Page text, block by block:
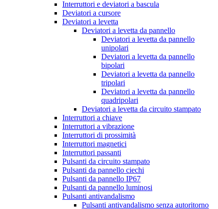
Interruttori e deviatori a bascula
Deviatori a cursore
Deviatori a levetta
Deviatori a levetta da pannello
Deviatori a levetta da pannello
unipolari
Deviatori a levetta da pannello
bipolari
Deviatori a levetta da pannello
tripolari
Deviatori a levetta da pannello
quadripolari
Deviatori a levetta da circuito stampato
Interruttori a chiave
Interruttori a vibrazione
Interruttori di prossimità
Interruttori magnetici
Interruttori passanti
Pulsanti da circuito stampato
Pulsanti da pannello ciechi
Pulsanti da pannello IP67
Pulsanti da pannello luminosi
Pulsanti antivandalismo
Pulsanti antivandalismo senza autoritorno